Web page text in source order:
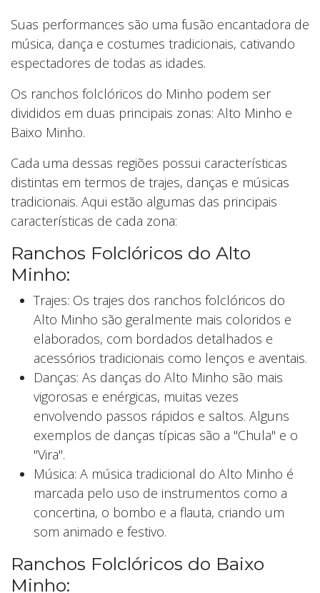
Suas performances são uma fusão encantadora de
música, dança e costumes tradicionais, cativando
espectadores de todas as idades.
Os ranchos folclóricos do Minho podem ser
divididos em duas principais zonas: Alto Minho e
Baixo Minho.
Cada uma dessas regiões possui características
distintas em termos de trajes, danças e músicas
tradicionais. Aqui estão algumas das principais
características de cada zona:
Ranchos Folclóricos do Alto
Minho:
Trajes: Os trajes dos ranchos folclóricos do
Alto Minho são geralmente mais coloridos e
elaborados, com bordados detalhados e
acessórios tradicionais como lenços e aventais.
Danças: As danças do Alto Minho são mais
vigorosas e enérgicas, muitas vezes
envolvendo passos rápidos e saltos. Alguns
exemplos de danças típicas são a "Chula" e o
"Vira".
Música: A música tradicional do Alto Minho é
marcada pelo uso de instrumentos como a
concertina, o bombo e a flauta, criando um
som animado e festivo.
Ranchos Folclóricos do Baixo
Minho: